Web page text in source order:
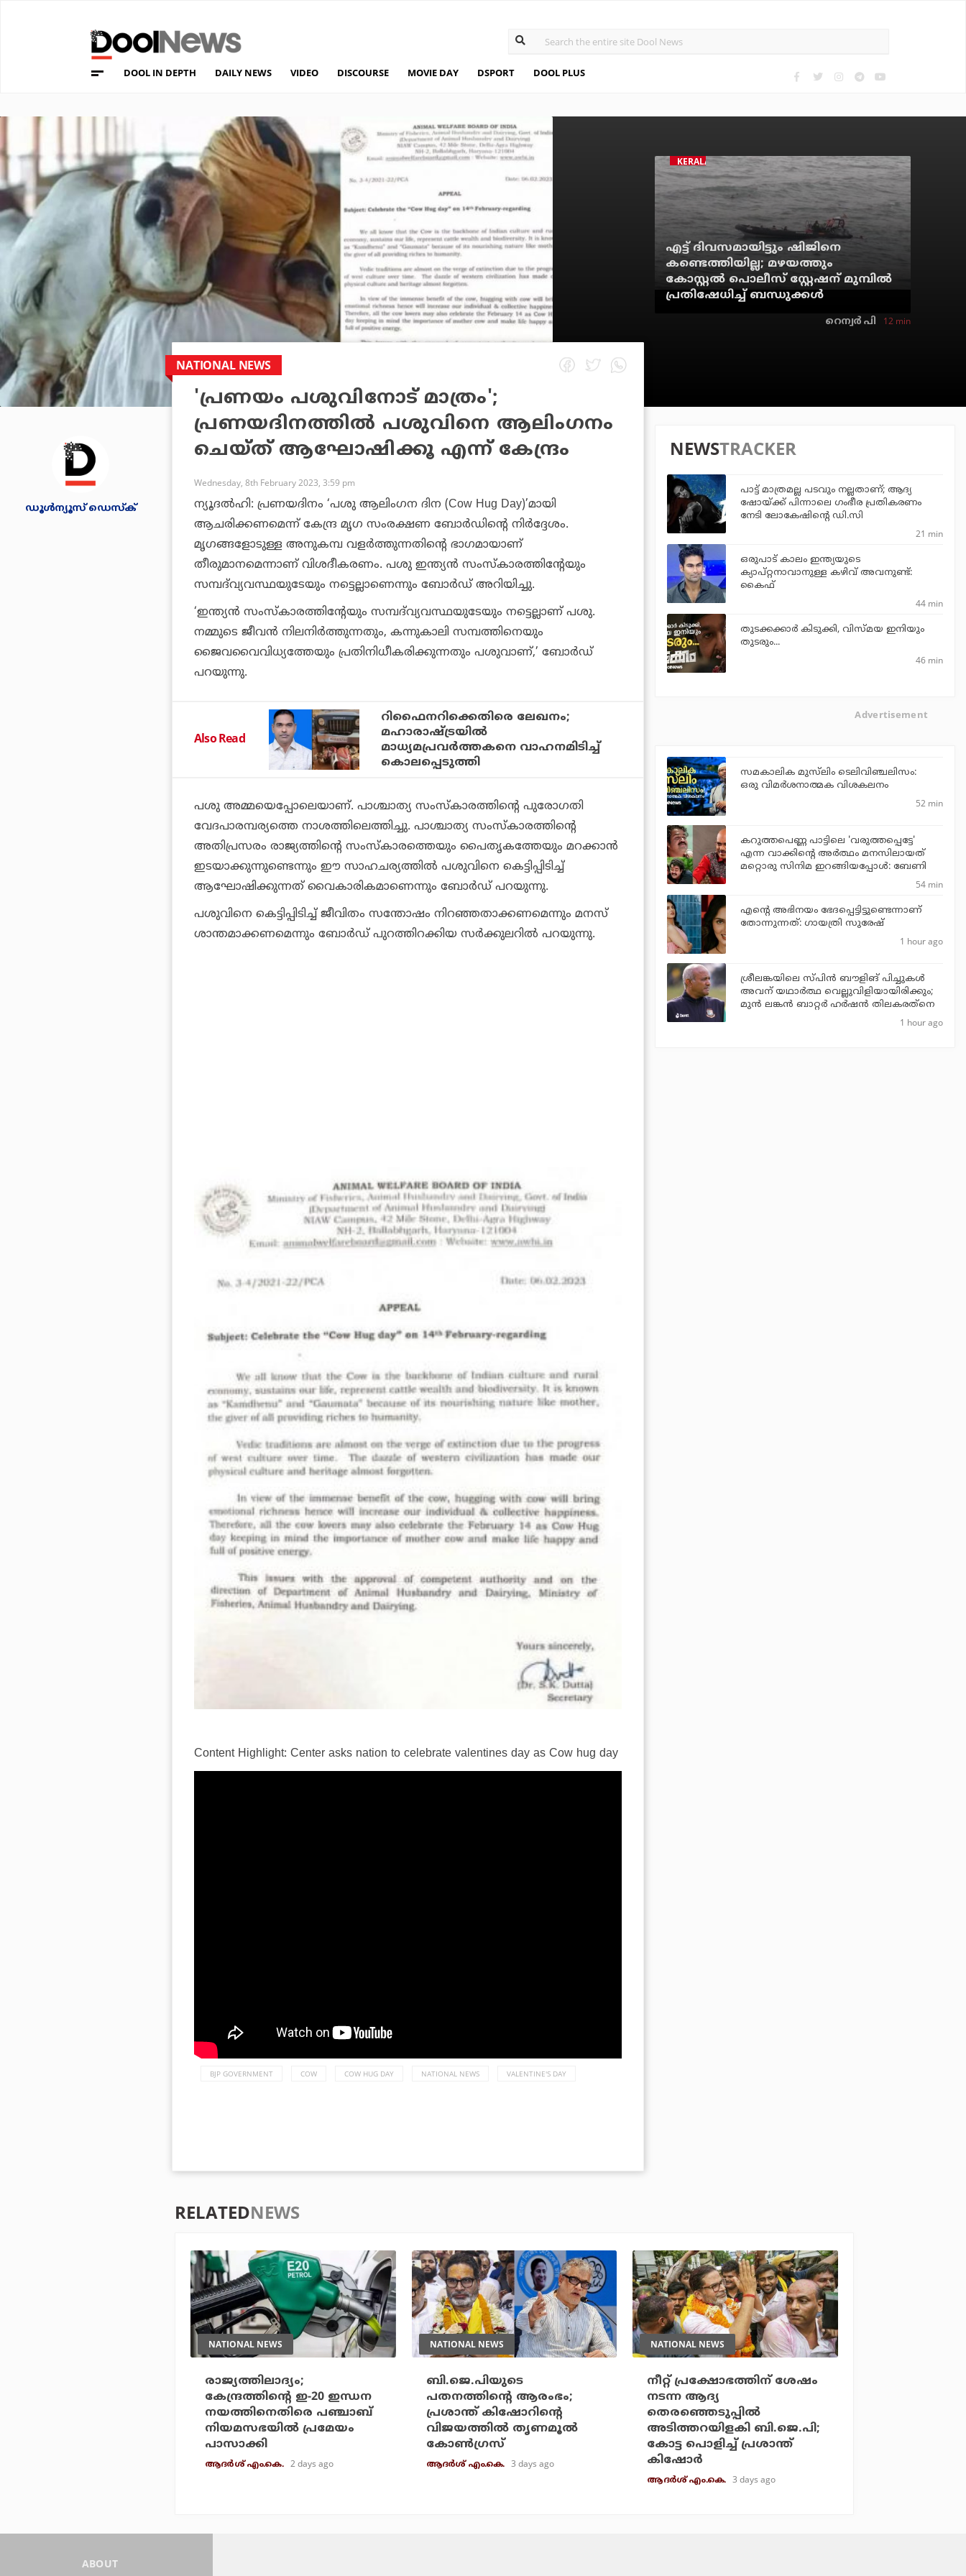
DOOL IN DEPTH DAILY NEWS VIDEO DISCOURSE MOVIE DAY DSPORT DOOL PLUS
KERALA
എട്ട് ദിവസമായിട്ടും ഷിജിനെ
കണ്ടെത്തിയില്ല; മഴയത്തും
കോസ്റ്റല്‍ പൊലീസ് സ്റ്റേഷന് മുമ്പില്‍
പ്രതിഷേധിച്ച് ബന്ധുക്കള്‍
റെന്വര്‍ പി 12 min
ഡൂള്‍ന്യൂസ് ഡെസ്‌ക്
NATIONAL NEWS
'പ്രണയം പശുവിനോട് മാത്രം';
പ്രണയദിനത്തില്‍ പശുവിനെ ആലിംഗനം
ചെയ്ത് ആഘോഷിക്കൂ എന്ന് കേന്ദ്രം
Wednesday, 8th February 2023, 3:59 pm
ന്യൂദല്‍ഹി: പ്രണയദിനം ‘പശു ആലിംഗന ദിന (Cow Hug Day)’മായി
ആചരിക്കണമെന്ന് കേന്ദ്ര മൃഗ സംരക്ഷണ ബോര്‍ഡിന്റെ നിര്‍ദ്ദേശം.
മൃഗങ്ങളോടുള്ള അനുകമ്പ വളര്‍ത്തുന്നതിന്റെ ഭാഗമായാണ്
തീരുമാനമെന്നാണ് വിശദീകരണം. പശു ഇന്ത്യന്‍ സംസ്‌കാരത്തിന്റേയും
സമ്പദ്‌വ്യവസ്ഥയുടേയും നട്ടെല്ലാണെന്നും ബോര്‍ഡ് അറിയിച്ചു.
‘ഇന്ത്യന്‍ സംസ്‌കാരത്തിന്റേയും സമ്പദ്‌വ്യവസ്ഥയുടേയും നട്ടെല്ലാണ് പശു.
നമ്മുടെ ജീവന്‍ നിലനിര്‍ത്തുന്നതും, കന്നുകാലി സമ്പത്തിനെയും
ജൈവവൈവിധ്യത്തേയും പ്രതിനിധീകരിക്കുന്നതും പശുവാണ്,’ ബോര്‍ഡ്
പറയുന്നു.
Also Read
റിഫൈനറിക്കെതിരെ ലേഖനം;
മഹാരാഷ്ട്രയിൽ
മാധ്യമപ്രവർത്തകനെ വാഹനമിടിച്ച്
കൊലപ്പെടുത്തി
പശു അമ്മയെപ്പോലെയാണ്. പാശ്ചാത്യ സംസ്‌കാരത്തിന്റെ പുരോഗതി
വേദപാരമ്പര്യത്തെ നാശത്തിലെത്തിച്ചു. പാശ്ചാത്യ സംസ്‌കാരത്തിന്റെ
അതിപ്രസരം രാജ്യത്തിന്റെ സംസ്‌കാരത്തെയും പൈതൃകത്തേയും മറക്കാന്‍
ഇടയാക്കുന്നുണ്ടെന്നും ഈ സാഹചര്യത്തില്‍ പശുവിനെ കെട്ടിപ്പിടിച്ച്
ആഘോഷിക്കുന്നത് വൈകാരികമാണെന്നും ബോര്‍ഡ് പറയുന്നു.
പശുവിനെ കെട്ടിപ്പിടിച്ച് ജീവിതം സന്തോഷം നിറഞ്ഞതാക്കണമെന്നും മനസ്
ശാന്തമാക്കണമെന്നും ബോര്‍ഡ് പുറത്തിറക്കിയ സര്‍ക്കുലറില്‍ പറയുന്നു.
Content Highlight: Center asks nation to celebrate valentines day as Cow hug day
BJP GOVERNMENT COW COW HUG DAY NATIONAL NEWS VALENTINE'S DAY
NEWSTRACKER
പാട്ട് മാത്രമല്ല പടവും നല്ലതാണ്; ആദ്യ
ഷോയ്ക്ക് പിന്നാലെ ഗംഭീര പ്രതികരണം
നേടി ലോകേഷിന്റെ ഡി.സി
21 min
ഒരുപാട് കാലം ഇന്ത്യയുടെ
ക്യാപ്റ്റനാവാനുള്ള കഴിവ് അവനുണ്ട്:
കൈഫ്
44 min
തുടക്കക്കാര്‍ കിടുക്കി, വിസ്മയ ഇനിയും
തുടരും...
46 min
Advertisement
സമകാലിക മുസ്‌ലിം ടെലിവിഞ്ചലിസം:
ഒരു വിമര്‍ശനാത്മക വിശകലനം
52 min
കറുത്തപെണ്ണ പാട്ടിലെ 'വരുത്തപ്പെട്ടേ'
എന്ന വാക്കിന്റെ അർത്ഥം മനസിലായത്
മറ്റൊരു സിനിമ ഇറങ്ങിയപ്പോൾ: ബേണി
54 min
എന്റെ അഭിനയം ഭേദപ്പെട്ടിട്ടുണ്ടെന്നാണ്
തോന്നുന്നത്: ഗായത്രി സുരേഷ്
1 hour ago
ശ്രീലങ്കയിലെ സ്പിന്‍ ബൗളിങ് പിച്ചുകള്‍
അവന് യഥാര്‍ത്ഥ വെല്ലുവിളിയായിരിക്കും;
മുന്‍ ലങ്കന്‍ ബാറ്റര്‍ ഹര്‍ഷന്‍ തിലകരത്‌നെ
1 hour ago
RELATEDNEWS
NATIONAL NEWS
രാജ്യത്തിലാദ്യം;
കേന്ദ്രത്തിന്റെ ഇ-20 ഇന്ധന
നയത്തിനെതിരെ പഞ്ചാബ്
നിയമസഭയില്‍ പ്രമേയം
പാസാക്കി
ആദർശ് എം.കെ. 2 days ago
NATIONAL NEWS
ബി.ജെ.പിയുടെ
പതനത്തിന്റെ ആരംഭം;
പ്രശാന്ത് കിഷോറിന്റെ
വിജയത്തില്‍ തൃണമൂല്‍
കോണ്‍ഗ്രസ്
ആദർശ് എം.കെ. 3 days ago
NATIONAL NEWS
നീറ്റ് പ്രക്ഷോഭത്തിന് ശേഷം
നടന്ന ആദ്യ
തെരഞ്ഞെടുപ്പില്‍
അടിത്തറയിളകി ബി.ജെ.പി;
കോട്ട പൊളിച്ച് പ്രശാന്ത്
കിഷോര്‍
ആദർശ് എം.കെ. 3 days ago
ABOUT